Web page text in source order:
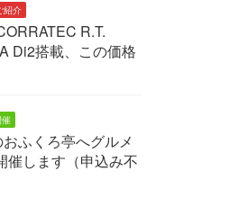
紹介
R.T.
Di2搭載、この価格
催
ふくろ亭へグルメ
催します（申込み不